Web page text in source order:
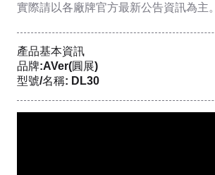
實際請以各廠牌官方最新公告資訊為主。
產品基本資訊
品牌:AVer(圓展)
型號/名稱: DL30